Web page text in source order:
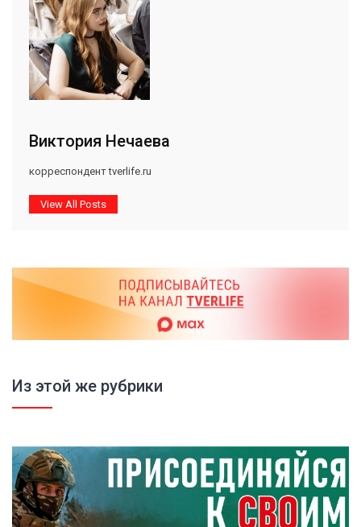
Виктория Нечаева
корреспондент tverlife.ru
View All Posts
Из этой же рубрики